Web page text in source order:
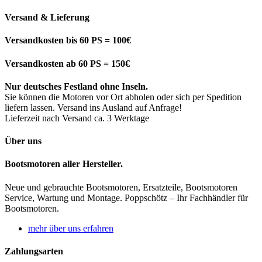
Versand & Lieferung
Versandkosten bis 60 PS = 100€
Versandkosten ab 60 PS = 150€
Nur deutsches Festland ohne Inseln.
Sie können die Motoren vor Ort abholen oder sich per Spedition
liefern lassen. Versand ins Ausland auf Anfrage!
Lieferzeit nach Versand ca. 3 Werktage
Über uns
Bootsmotoren aller Hersteller.
Neue und gebrauchte Bootsmotoren, Ersatzteile, Bootsmotoren
Service, Wartung und Montage. Poppschötz – Ihr Fachhändler für
Bootsmotoren.
mehr über uns erfahren
Zahlungsarten